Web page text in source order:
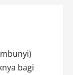
bagi